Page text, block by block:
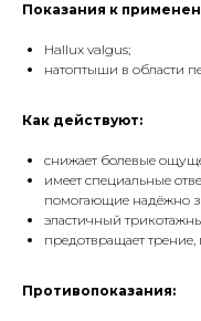
Показания к
Hallux valgus;
натоптыши в области
Как действуют:
снижает болевые
имеет специальные
помогающие надёжно
эластичный
предотвращает трение,
Противопоказания: